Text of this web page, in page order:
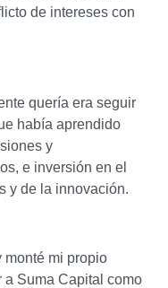
de intereses con
quería era seguir
había aprendido
y
e inversión en el
y de la innovación.
monté mi propio
Suma Capital como